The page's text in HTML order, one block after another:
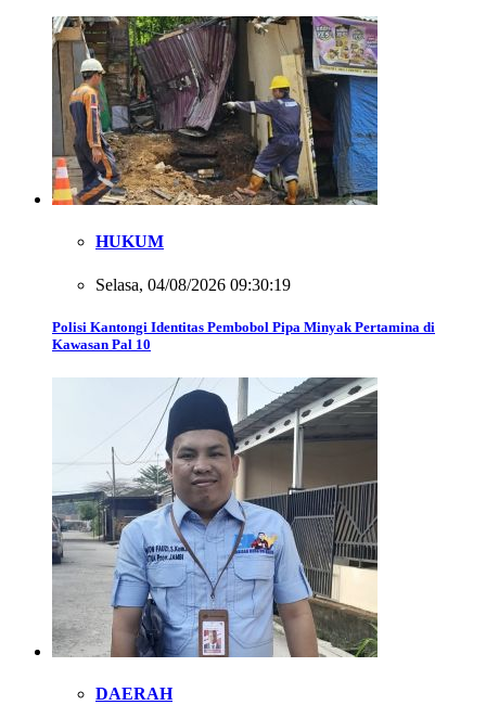
HUKUM
Selasa, 04/08/2026 09:30:19
Polisi Kantongi Identitas Pembobol Pipa Minyak Pertamina di
Kawasan Pal 10
DAERAH